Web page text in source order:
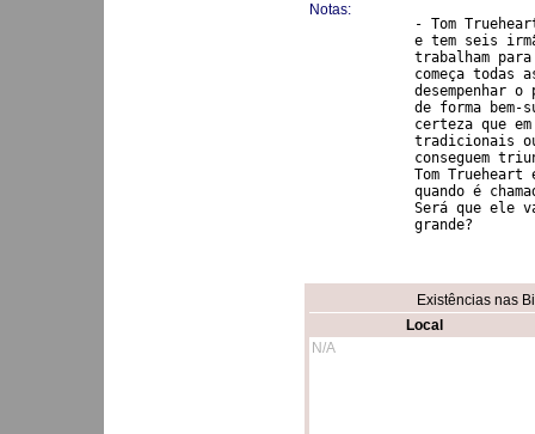
Notas:
- Tom
e tem seis
trabalham
começa todas
desempenhar
de forma
certeza que
tradicionais
conseguem
Tom
quando é
Será que ele
grande?
Existências nas
Local
N/A